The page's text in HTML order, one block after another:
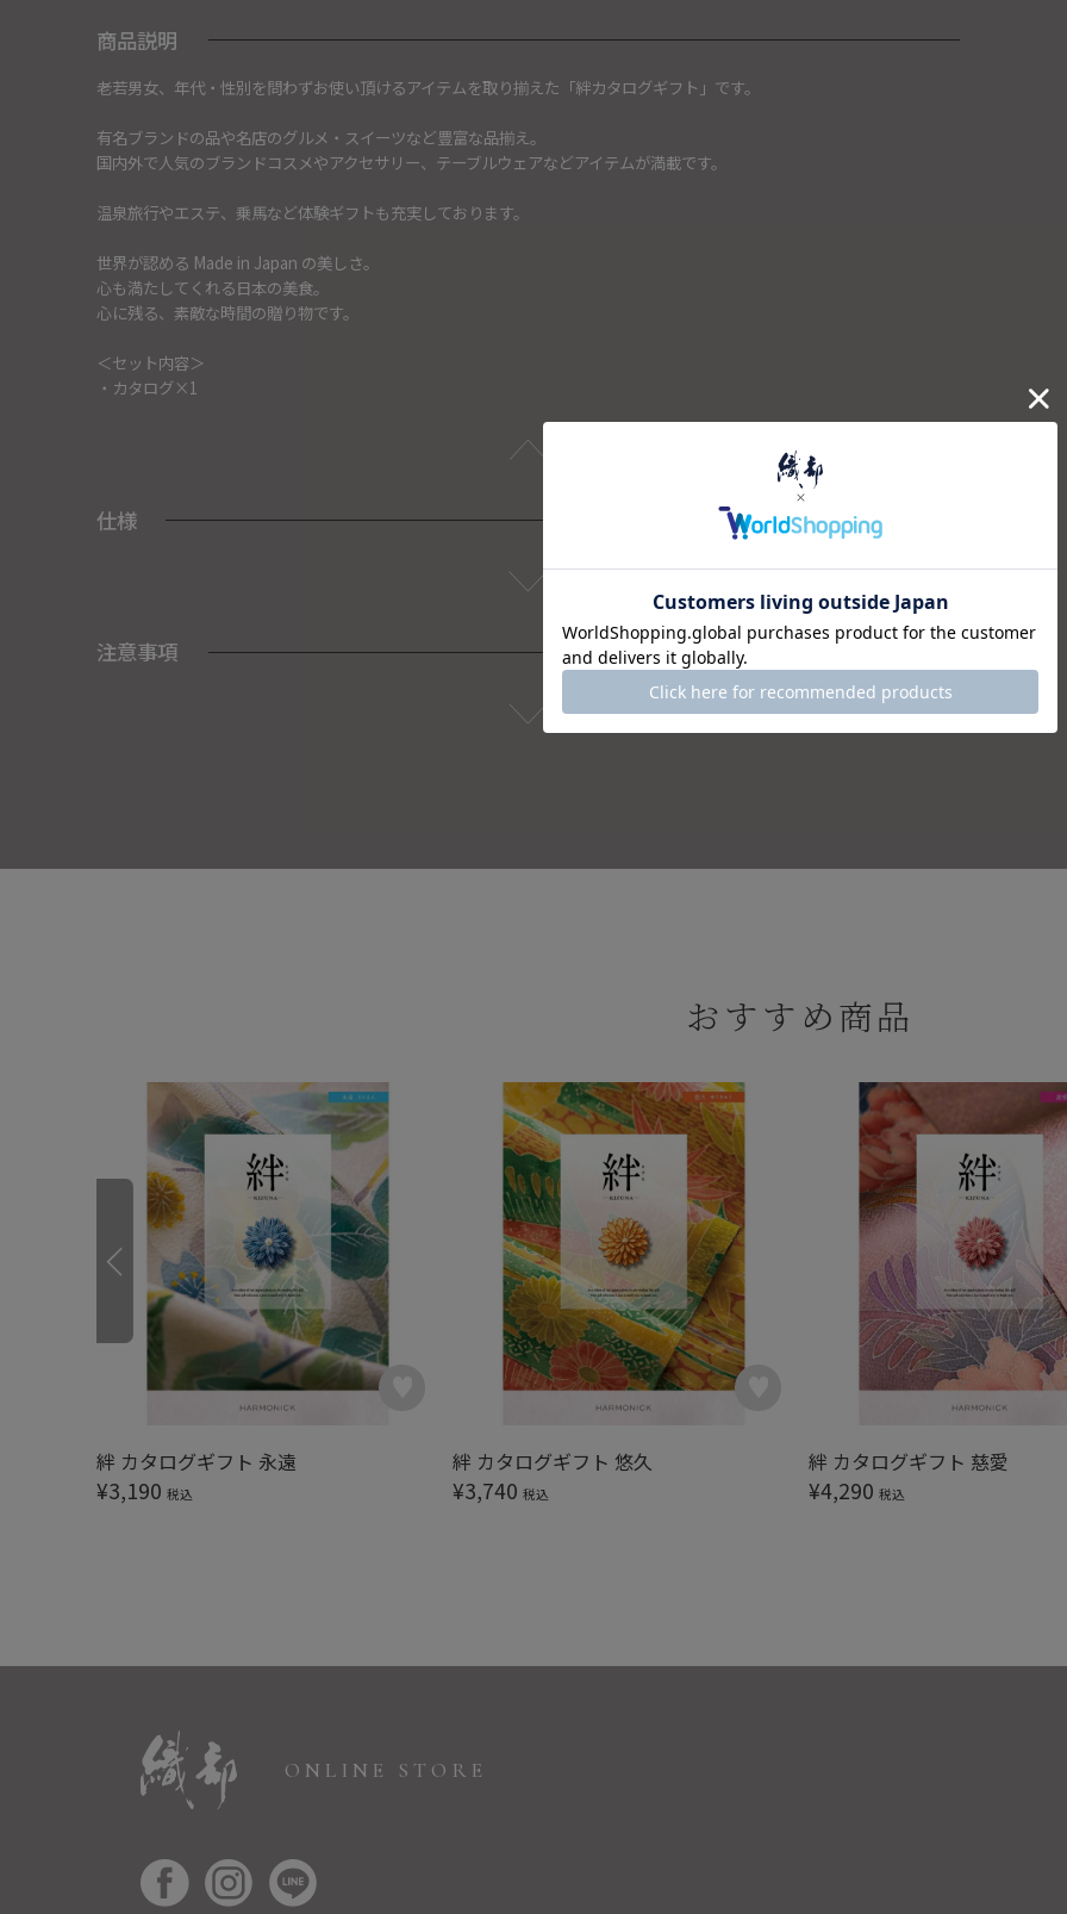
商品説明
老若男女、年代・性別を問わずお使い頂けるアイテムを取り揃えた「絆カタログギフト」です。
有名ブランドの品や名店のグルメ・スイーツなど豊富な品揃え。
国内外で人気のブランドコスメやアクセサリー、テーブルウェアなどアイテムが満載です。
温泉旅行やエステ、乗馬など体験ギフトも充実しております。
世界が認める Made in Japan の美しさ。
心も満たしてくれる日本の美食。
心に残る、素敵な時間の贈り物です。
＜セット内容＞
・カタログ×1
仕様
注意事項
おすすめ商品
絆 カタログギフト 永遠
¥3,190 税込
絆 カタログギフト 悠久
¥3,740 税込
絆 カタログギフト 慈愛
¥4,290 税込
ONLINE STORE